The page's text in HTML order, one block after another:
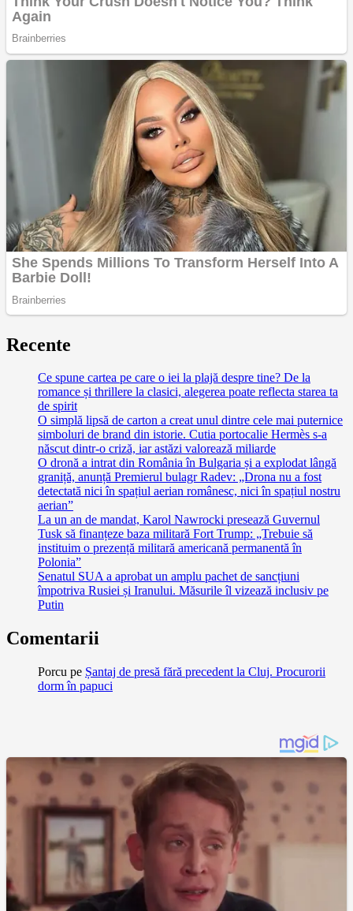
Recente
Ce spune cartea pe care o iei la plajă despre tine? De la
romance și thrillere la clasici, alegerea poate reflecta starea ta
de spirit
O simplă lipsă de carton a creat unul dintre cele mai puternice
simboluri de brand din istorie. Cutia portocalie Hermès s-a
născut dintr-o criză, iar astăzi valorează miliarde
O dronă a intrat din România în Bulgaria și a explodat lângă
graniță, anunță Premierul bulagr Radev: „Drona nu a fost
detectată nici în spațiul aerian românesc, nici în spațiul nostru
aerian”
La un an de mandat, Karol Nawrocki presează Guvernul
Tusk să finanțeze baza militară Fort Trump: „Trebuie să
instituim o prezență militară americană permanentă în
Polonia”
Senatul SUA a aprobat un amplu pachet de sancțiuni
împotriva Rusiei și Iranului. Măsurile îl vizează inclusiv pe
Putin
Comentarii
Porcu pe Șantaj de presă fără precedent la Cluj. Procurorii
dorm în papuci